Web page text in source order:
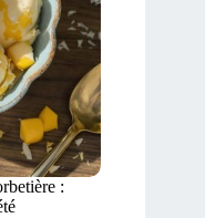
: